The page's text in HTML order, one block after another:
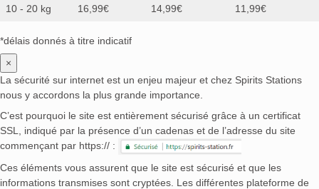
10 - 20 kg 16,99€ 14,99€ 11,99€
*délais donnés à titre indicatif
×
La sécurité sur internet est un enjeu majeur et chez Spirits Stations
nous y accordons la plus grande importance.
C’est pourquoi le site est entièrement sécurisé grâce à un certificat
SSL, indiqué par la présence d’un cadenas et de l’adresse du site
commençant par https:// :
Ces éléments vous assurent que le site est sécurisé et que les
informations transmises sont cryptées. Les différentes plateforme de